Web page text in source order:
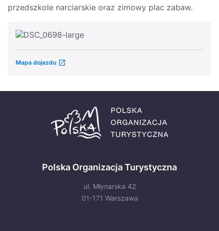
przedszkole narciarskie oraz zimowy plac zabaw.
Mapa dojazdu
Polska Organizacja Turystyczna
ul. Młynarska 42
01-171 Warszawa